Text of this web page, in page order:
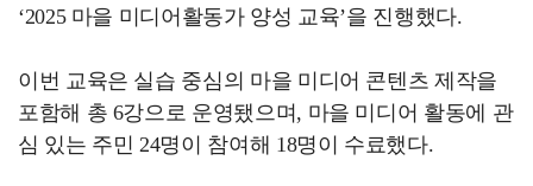
‘2025 마을 미디어활동가 양성 교육’을 진행했다.
이번 교육은 실습 중심의 마을 미디어 콘텐츠 제작을
포함해 총 6강으로 운영됐으며, 마을 미디어 활동에 관
심 있는 주민 24명이 참여해 18명이 수료했다.